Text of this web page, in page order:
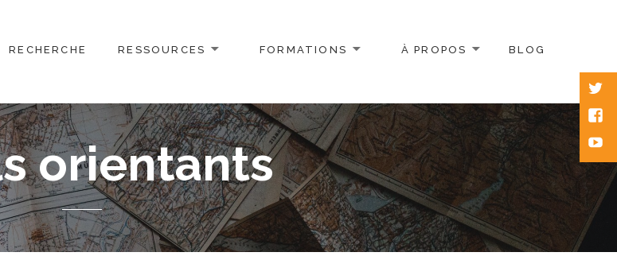
RECHERCHE RESSOURCES FORMATIONS À PROPOS BLOG
orientants